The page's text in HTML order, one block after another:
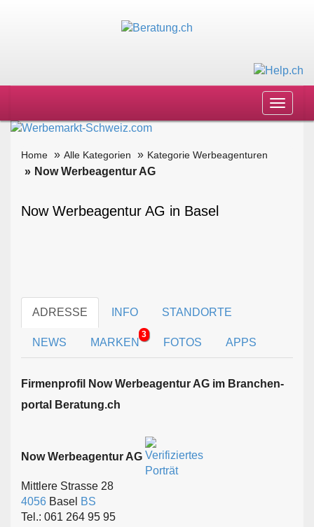
Toggle
Home Alle Kategorien Kategorie Werbeagenturen
Now Werbeagentur AG
Now Werbeagentur AG in Basel
ADRESSE INFO STANDORTE
NEWS MARKEN
3
FOTOS APPS
Firmen­profil Now Werbeagentur AG im Branchen­
portal Beratung.ch
Now Werbeagentur AG
Mittlere Strasse 28
4056 Basel BS
Tel.: 061 264 95 95